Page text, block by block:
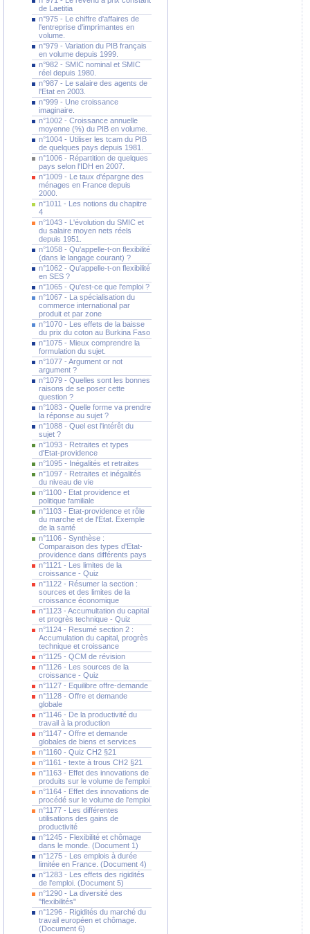
de Laetitia
n°975 - Le chiffre d'affaires de
l'entreprise d'imprimantes en
volume.
n°979 - Variation du PIB français
en volume depuis 1999.
n°982 - SMIC nominal et SMIC
réel depuis 1980.
n°987 - Le salaire des agents de
l'Etat en 2003.
n°999 - Une croissance
imaginaire.
n°1002 - Croissance annuelle
moyenne (%) du PIB en volume.
n°1004 - Utiliser les tcam du PIB
de quelques pays depuis 1981.
n°1006 - Répartition de quelques
pays selon l'IDH en 2007.
n°1009 - Le taux d'épargne des
ménages en France depuis
2000.
n°1011 - Les notions du chapitre
4
n°1043 - L'évolution du SMIC et
du salaire moyen nets réels
depuis 1951.
n°1058 - Qu'appelle-t-on flexibilité
(dans le langage courant) ?
n°1062 - Qu'appelle-t-on flexibilité
en SES ?
n°1065 - Qu'est-ce que l'emploi ?
n°1067 - La spécialisation du
commerce international par
produit et par zone
n°1070 - Les effets de la baisse
du prix du coton au Burkina Faso
n°1075 - Mieux comprendre la
formulation du sujet.
n°1077 - Argument or not
argument ?
n°1079 - Quelles sont les bonnes
raisons de se poser cette
question ?
n°1083 - Quelle forme va prendre
la réponse au sujet ?
n°1088 - Quel est l'intérêt du
sujet ?
n°1093 - Retraites et types
d'Etat-providence
n°1095 - Inégalités et retraites
n°1097 - Retraites et inégalités
du niveau de vie
n°1100 - Etat providence et
politique familiale
n°1103 - Etat-providence et rôle
du marche et de l'Etat. Exemple
de la santé
n°1106 - Synthèse :
Comparaison des types d'Etat-
providence dans différents pays
n°1121 - Les limites de la
croissance - Quiz
n°1122 - Résumer la section :
sources et des limites de la
croissance économique
n°1123 - Accumultation du capital
et progrès technique - Quiz
n°1124 - Resumé section 2 :
Accumulation du capital, progrès
technique et croissance
n°1125 - QCM de révision
n°1126 - Les sources de la
croissance - Quiz
n°1127 - Equilibre offre-demande
n°1128 - Offre et demande
globale
n°1146 - De la productivité du
travail à la production
n°1147 - Offre et demande
globales de biens et services
n°1160 - Quiz CH2 §21
n°1161 - texte à trous CH2 §21
n°1163 - Effet des innovations de
produits sur le volume de l'emploi
n°1164 - Effet des innovations de
procédé sur le volume de l'emploi
n°1177 - Les différentes
utilisations des gains de
productivité
n°1245 - Flexibilité et chômage
dans le monde. (Document 1)
n°1275 - Les emplois à durée
limitée en France. (Document 4)
n°1283 - Les effets des rigidités
de l'emploi. (Document 5)
n°1290 - La diversité des
"flexibilités"
n°1296 - Rigidités du marché du
travail européen et chômage.
(Document 6)